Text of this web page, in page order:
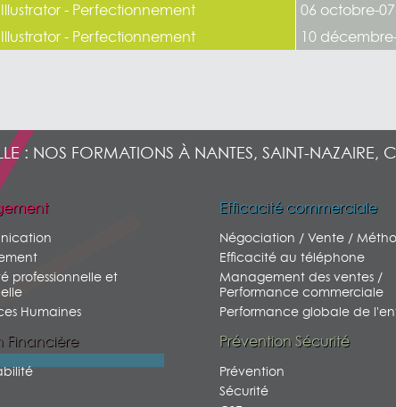
Illustrator - Perfectionnement 06 octobre-
Illustrator - Perfectionnement 10
: NOS FORMATIONS À NANTES, SAINT-NAZAIRE,
professionnelle et
Humaines
Financière
Efficacité commerciale
Négociation / Vente /
Efficacité au téléphone
Management des ventes /
Performance commerciale
Performance globale de
Prévention Sécurité
Prévention
Sécurité